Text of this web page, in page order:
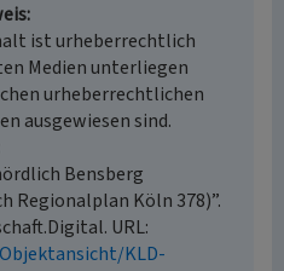
ist urheberrechtlich
Medien unterliegen
urheberrechtlichen
ausgewiesen sind.
Bensberg
Regionalplan Köln 378)”.
URL:
KLD-